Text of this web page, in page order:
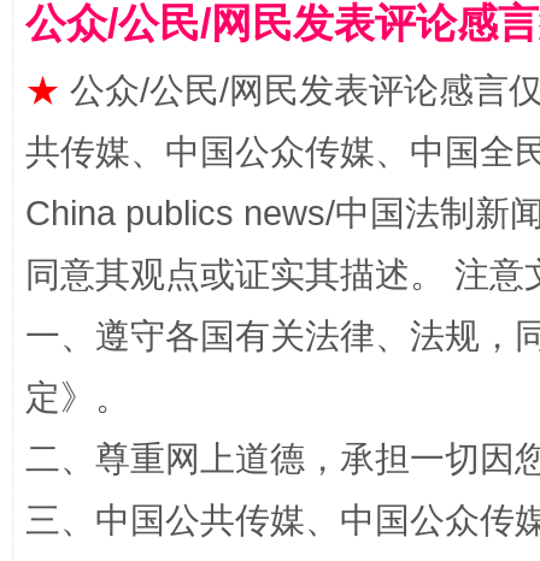
揭批美国五大"原罪" "炒
解纷+调解+退费，一次搞定
公众/公民/网民发表评论感
★ 公众/公民/网民发表评论感言
共传媒、中国公众传媒、中国全
China publics news/中国法制新
同意其观点或证实其描述。 注
一、遵守各国有关法律、法规，
定》。
二、尊重网上道德，承担一切因
三、中国公共传媒、中国公众传